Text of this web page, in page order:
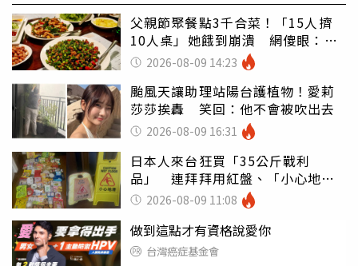
父親節聚餐點3千合菜！「15人擠
10人桌」她餓到崩潰 網傻眼：讓
店家看笑話
2026-08-09 14:23
颱風天讓助理站陽台護植物！愛莉
莎莎挨轟 笑回：他不會被吹出去
2026-08-09 16:31
日本人來台狂買「35公斤戰利
品」 連拜拜用紅盤、「小心地
滑」告示牌也帶回家
2026-08-09 11:08
做到這點才有資格說愛你
台灣癌症基金會